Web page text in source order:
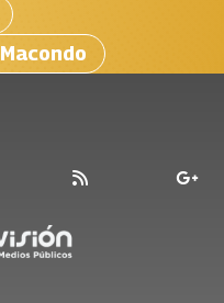
Macondo